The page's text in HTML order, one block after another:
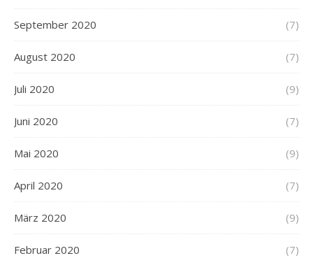
September 2020 (7)
August 2020 (7)
Juli 2020 (9)
Juni 2020 (7)
Mai 2020 (9)
April 2020 (7)
März 2020 (9)
Februar 2020 (7)